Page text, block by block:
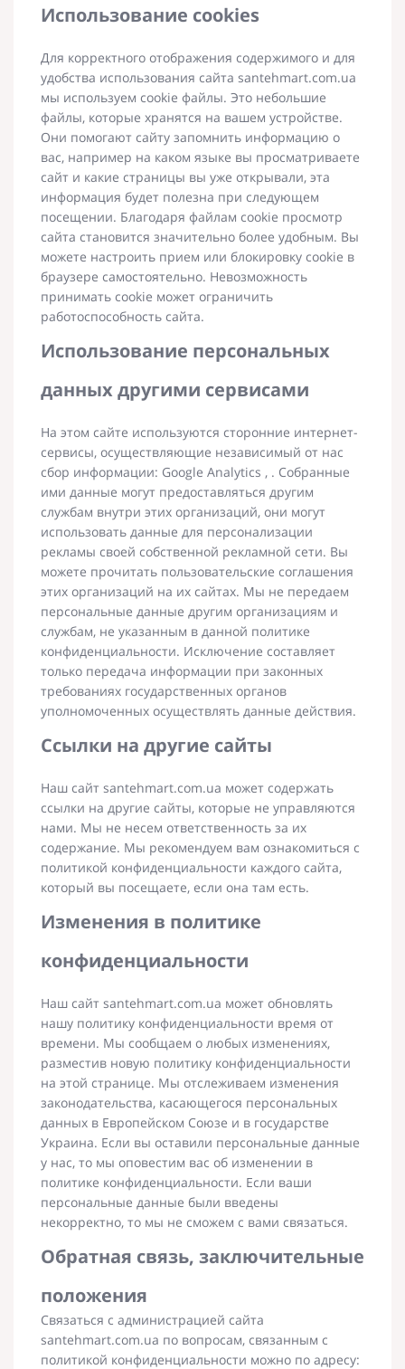
Использование cookies
Для корректного отображения содержимого и для
удобства использования сайта santehmart.com.ua
мы используем cookie файлы. Это небольшие
файлы, которые хранятся на вашем устройстве.
Они помогают сайту запомнить информацию о
вас, например на каком языке вы просматриваете
сайт и какие страницы вы уже открывали, эта
информация будет полезна при следующем
посещении. Благодаря файлам cookie просмотр
сайта становится значительно более удобным. Вы
можете настроить прием или блокировку cookie в
браузере самостоятельно. Невозможность
принимать cookie может ограничить
работоспособность сайта.
Использование персональных
данных другими сервисами
На этом сайте используются сторонние интернет-
сервисы, осуществляющие независимый от нас
сбор информации: Google Analytics , . Собранные
ими данные могут предоставляться другим
службам внутри этих организаций, они могут
использовать данные для персонализации
рекламы своей собственной рекламной сети. Вы
можете прочитать пользовательские соглашения
этих организаций на их сайтах. Мы не передаем
персональные данные другим организациям и
службам, не указанным в данной политике
конфиденциальности. Исключение составляет
только передача информации при законных
требованиях государственных органов
уполномоченных осуществлять данные действия.
Ссылки на другие сайты
Наш сайт santehmart.com.ua может содержать
ссылки на другие сайты, которые не управляются
нами. Мы не несем ответственность за их
содержание. Мы рекомендуем вам ознакомиться с
политикой конфиденциальности каждого сайта,
который вы посещаете, если она там есть.
Изменения в политике
конфиденциальности
Наш сайт santehmart.com.ua может обновлять
нашу политику конфиденциальности время от
времени. Мы сообщаем о любых изменениях,
разместив новую политику конфиденциальности
на этой странице. Мы отслеживаем изменения
законодательства, касающегося персональных
данных в Европейском Союзе и в государстве
Украина. Если вы оставили персональные данные
у нас, то мы оповестим вас об изменении в
политике конфиденциальности. Если ваши
персональные данные были введены
некорректно, то мы не сможем с вами связаться.
Обратная связь, заключительные
положения
Связаться с администрацией сайта
santehmart.com.ua по вопросам, связанным с
политикой конфиденциальности можно по адресу: